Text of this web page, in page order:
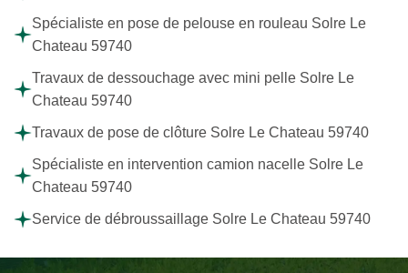
Spécialiste en pose de pelouse en rouleau Solre Le
Chateau 59740
Travaux de dessouchage avec mini pelle Solre Le
Chateau 59740
Travaux de pose de clôture Solre Le Chateau 59740
Spécialiste en intervention camion nacelle Solre Le
Chateau 59740
Service de débroussaillage Solre Le Chateau 59740